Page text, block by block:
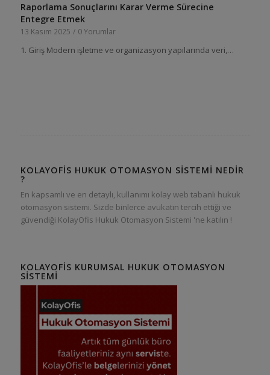
Raporlama Sonuçlarını Karar Verme Sürecine
Entegre Etmek
13 Kasım 2025 / 0 Yorumlar
1. Giriş Modern işletme ve organizasyon yapılarında veri,…
KOLAYOFIS HUKUK OTOMASYON SISTEMI NEDIR
?
En kapsamlı ve en detaylı, kullanımı kolay web tabanlı hukuk
otomasyon sistemi. Sizde binlerce avukatın tercih ettiği ve
güvendiği KolayOfis Hukuk Otomasyon Sistemi 'ne katılın !
KOLAYOFIS KURUMSAL HUKUK OTOMASYON
SISTEMI